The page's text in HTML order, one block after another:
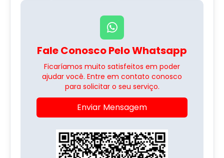
Fale Conosco Pelo Whatsapp
Ficaríamos muito satisfeitos em poder
ajudar você. Entre em contato conosco
para solicitar o seu serviço.
Enviar Mensagem